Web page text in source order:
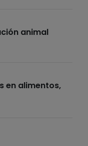
animal
en alimentos,